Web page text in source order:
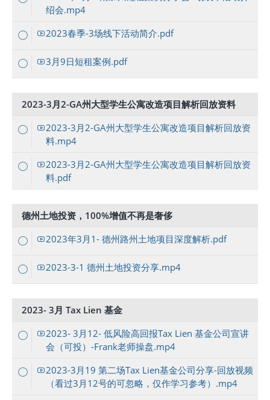
绍会.mp4
2023春季-3场线下活动简介.pdf
3月9日短租案例.pdf
2023-3月2-GA州大型学生公寓改造项目解析回放资料
2023-3月2-GA州大型学生公寓改造项目解析回放资
料.mp4
2023-3月2-GA州大型学生公寓改造项目解析回放资
料.pdf
德州土地投资，100%增值不再是奢侈
2023年3月1- 德州路州土地项目深度解析.pdf
2023-3-1 德州土地投资分享.mp4
2023- 3月 Tax Lien 基金
2023- 3月12- 低风险高回报Tax Lien 基金公司宣讲
会（可投）-Frank老师操盘.mp4
2023-3月19 第二场Tax Lien基金公司分享-回放视频
（看过3月12号的可忽略，仅作学习参考）.mp4